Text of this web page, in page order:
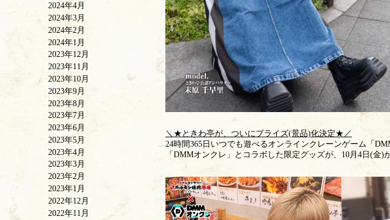
＼★ときわ亭が、ついにプライズ(景品)化決定★／
24時間365日いつでも遊べるオンラインクレーンゲーム「
「DMMオンクレ」とコラボした限定グッズが、10月4日(金
2024年4月
2024年3月
2024年2月
2024年1月
2023年12月
2023年11月
2023年10月
2023年9月
2023年8月
2023年7月
2023年6月
2023年5月
2023年4月
2023年3月
2023年2月
2023年1月
2022年12月
2022年11月